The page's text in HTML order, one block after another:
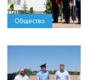
Общество